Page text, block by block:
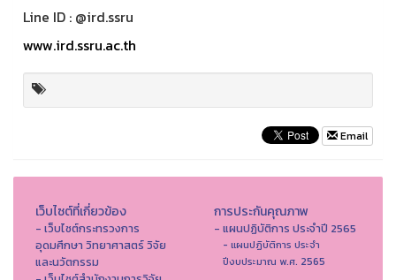
Line ID : @ird.ssru
www.ird.ssru.ac.th
Email
เว็บไซต์ที่เกี่ยวข้อง
- เว็บไซต์กระทรวงการ
อุดมศึกษา วิทยาศาสตร์ วิจัย
และนวัตกรรม
การประกันคุณภาพ
- แผนปฏิบัติการ ประจำปี 2565
- แผนปฏิบัติการ ประจำ
ปีงบประมาณ พ.ศ. 2565